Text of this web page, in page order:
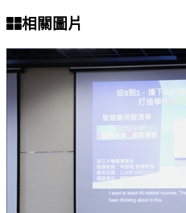
相關圖片